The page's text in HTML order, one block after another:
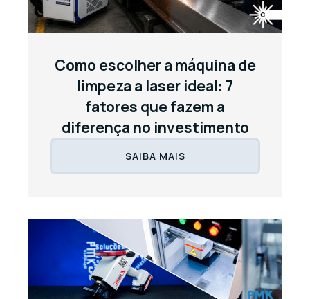
Como escolher a máquina de
limpeza a laser ideal: 7
fatores que fazem a
diferença no investimento
SAIBA MAIS